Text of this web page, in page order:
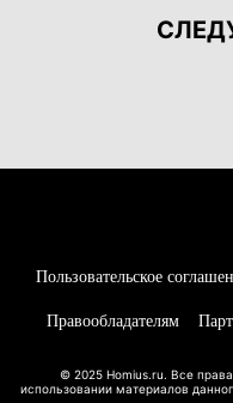
Пользовательское
Правообладателям
© 2025 Homius.ru. Все
использовании материалов